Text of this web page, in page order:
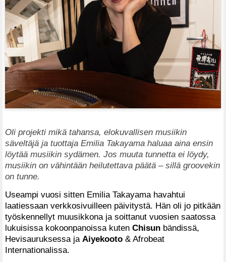
Oli projekti mikä tahansa, elokuvallisen musiikin
säveltäjä ja tuottaja Emilia Takayama haluaa aina ensin
löytää musiikin sydämen. Jos muuta tunnetta ei löydy,
musiikin on vähintään heilutettava päätä – sillä groovekin
on tunne.
Useampi vuosi sitten Emilia Takayama havahtui
laatiessaan verkkosivuilleen päivitystä. Hän oli jo pitkään
työskennellyt muusikkona ja soittanut vuosien saatossa
lukuisissa kokoonpanoissa kuten Chisun bändissä,
Hevisauruksessa ja Aiyekooto & Afrobeat
Internationalissa.